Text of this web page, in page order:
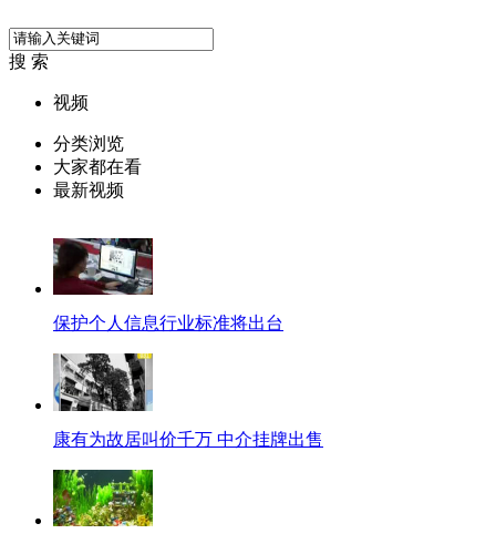
搜 索
视频
分类浏览
大家都在看
最新视频
保护个人信息行业标准将出台
康有为故居叫价千万 中介挂牌出售